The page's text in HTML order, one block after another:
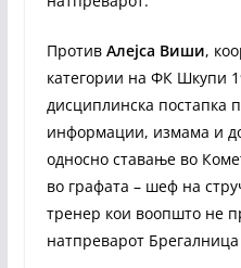
Против Алејса Виши,
категории на ФК Шкупи
дисциплинска постапка
информации, измама и
односно ставање во
во графата – шеф на
тренер кои воопшто не
натпреварот